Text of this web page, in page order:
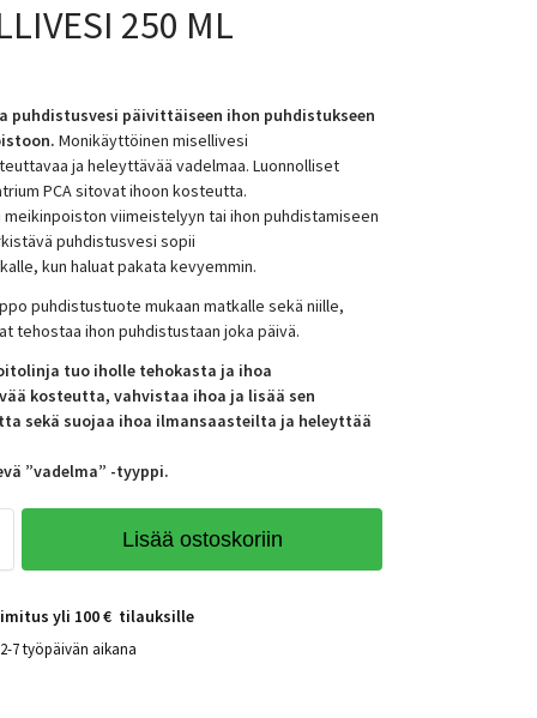
250 ML
puhdistusvesi päivittäiseen ihon puhdistukseen
Monikäyttöinen misellivesi
ja heleyttävää vadelmaa. Luonnolliset
PCA sitovat ihoon kosteutta.
meikinpoiston viimeistelyyn tai ihon puhdistamiseen
puhdistusvesi sopii
kun haluat pakata kevyemmin.
puhdistustuote mukaan matkalle sekä niille,
tehostaa ihon puhdistustaan joka päivä.
tuo iholle tehokasta ja ihoa
kosteutta, vahvistaa ihoa ja lisää sen
sekä suojaa ihoa ilmansaasteilta ja heleyttää
”vadelma” -tyyppi.
Lisää ostoskoriin
yli 100 € tilauksille
7 työpäivän aikana